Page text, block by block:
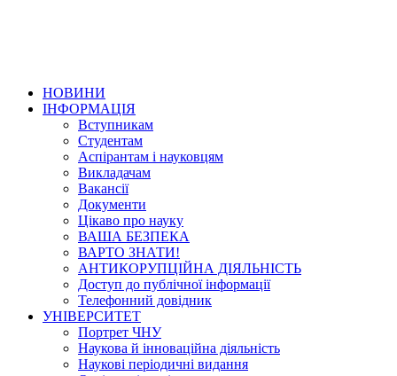
НОВИНИ
ІНФОРМАЦІЯ
Вступникам
Студентам
Аспірантам і науковцям
Викладачам
Вакансії
Документи
Цікаво про науку
ВАША БЕЗПЕКА
ВАРТО ЗНАТИ!
АНТИКОРУПЦІЙНА ДІЯЛЬНІСТЬ
Доступ до публічної інформації
Телефонний довідник
УНІВЕРСИТЕТ
Портрет ЧНУ
Наукова й інноваційна діяльність
Наукові періодичні видання